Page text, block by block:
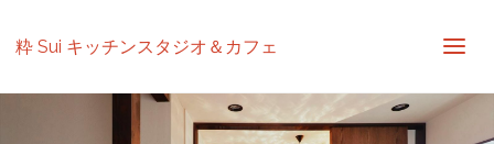
粋 Sui キッチンスタジオ＆カフェ